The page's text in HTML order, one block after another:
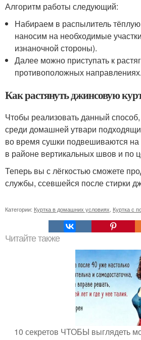
Алгоритм работы следующий:
Набираем в распылитель
наносим на необходимые
изнаночной стороны).
Далее можно приступать к
противоположных направлениях.
Как растянуть джинсовую
Чтобы реализовать данный
среди домашней утвари
во время сушки подвешиваются на
в районе вертикальных швов и по
Теперь вы с лёгкостью сможете
службы, ссевшейся после стирки
Категории: Куртка в домашних условиях Куртка с
Читайте также
10 секретов ЧТОБЫ выглядеть